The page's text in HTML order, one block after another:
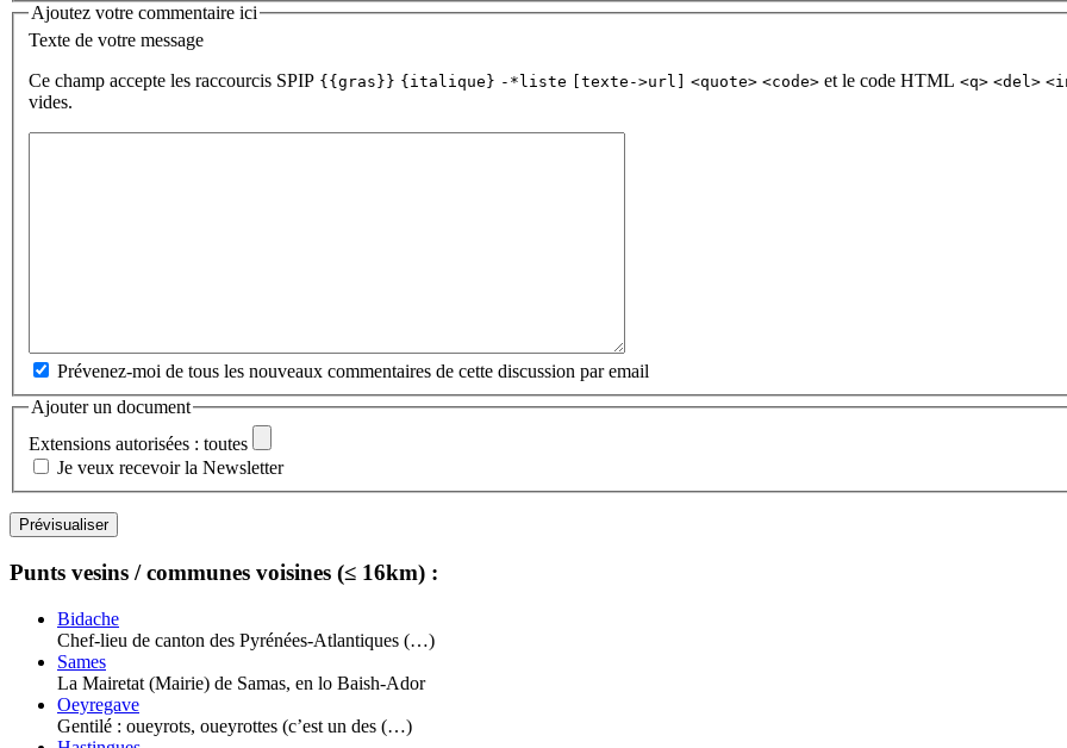
Ajoutez votre commentaire ici
Texte de votre message
Ce champ accepte les raccourcis SPIP {{gras}} {italique} -*liste [texte->url] <quote> <code> et le code HTML <q> <del>
vides.
Prévenez-moi de tous les nouveaux commentaires de cette discussion par email
Ajouter un document
Extensions autorisées : toutes
Je veux recevoir la Newsletter
Punts vesins / communes voisines (≤ 16km) :
Bidache
Chef-lieu de canton des Pyrénées-Atlantiques (…)
Sames
La Mairetat (Mairie) de Samas, en lo Baish-Ador
Oeyregave
Gentilé : oueyrots, oueyrottes (c’est un des (…)